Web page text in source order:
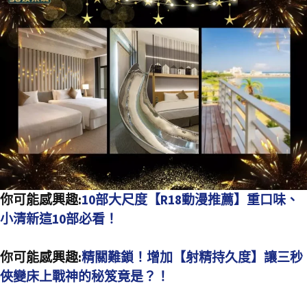
你可能感興趣:10部大尺度【R18動漫推薦】重口味、
小清新這10部必看！
你可能感興趣:精關難鎖！增加【射精持久度】讓三秒
俠變床上戰神的秘笈竟是？！